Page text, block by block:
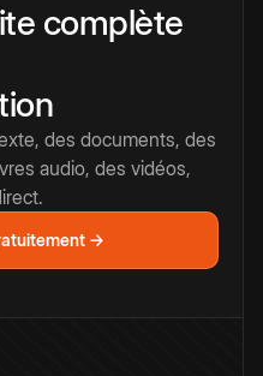
complète
des documents, des
audio, des vidéos,
→